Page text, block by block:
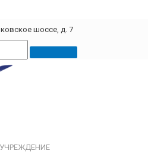
шоссе, д. 7